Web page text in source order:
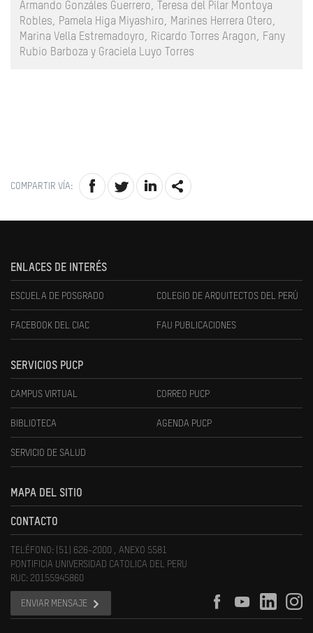
Armando Gonzáles Guerrero, Teresa del Pilar Montoya
Robles, Pamela Higa Miyashiro, Marines Herrera Otero,
Marina Vella Estremadoyro, Ricardo Torres Aragon, Fany
Rubio Barboza y Graciela Luyo Torres
COMPARTIR VÍA:
ENLACES DE INTERÉS
ESCUELA DE POSGRADO COLEGIO DE ARQUITECTOS DEL PERÚ
FACEBOOK DEL CIAC FAU PUBLICACIONES
SERVICIOS PUCP
CAMPUS VIRTUAL CORREO PUCP
BIBLIOTECA AGENDA PUCP
SERVICIO DE SALUD
MAPA DEL SITIO
CONTACTO
TELÉFONO: (51) 626-2000 , ANEXO 5581
PONTIFICIA UNIVERSIDAD CATOLICA DEL PERU
RUC: 20155945860
ENVIAR MENSAJE